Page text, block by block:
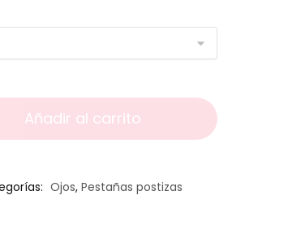
Añadir al carrito
Ojos,Pestañas postizas